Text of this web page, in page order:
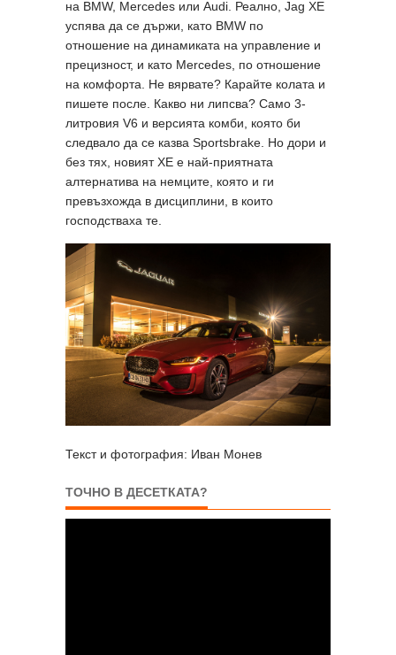
на BMW, Mercedes или Audi. Реално, Jag XE
успява да се държи, като BMW по
отношение на динамиката на управление и
прецизност, и като Mercedes, по отношение
на комфорта. Не вярвате? Карайте колата и
пишете после. Какво ни липсва? Само 3-
литровия V6 и версията комби, която би
следвало да се казва Sportsbrake. Но дори и
без тях, новият XE е най-приятната
алтернатива на немците, която и ги
превъзхожда в дисциплини, в които
господстваха те.
Текст и фотография: Иван Монев
ТОЧНО В ДЕСЕТКАТА?